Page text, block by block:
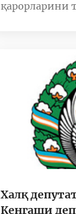
қарорларини
Халқ
Кенгаши